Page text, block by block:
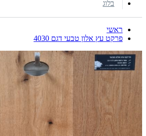
בלוג
ראשי
פרקט עץ אלון טבעי דגם 4030